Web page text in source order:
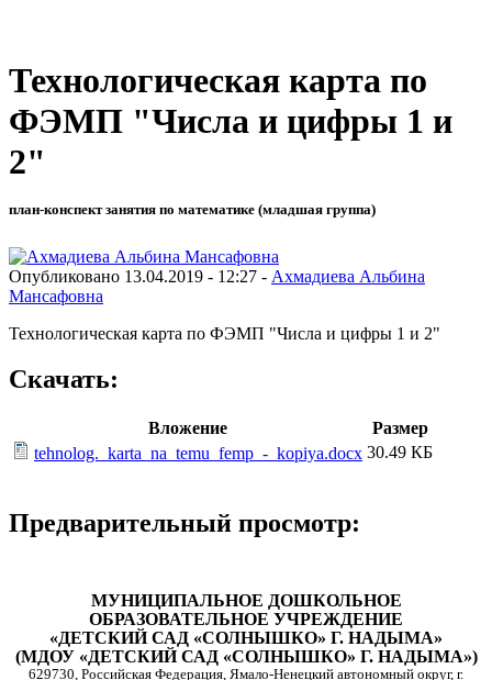
Технологическая карта по
ФЭМП "Числа и цифры 1 и
2"
план-конспект занятия по математике (младшая группа)
Опубликовано 13.04.2019 - 12:27 - Ахмадиева Альбина
Мансафовна
Технологическая карта по ФЭМП "Числа и цифры 1 и 2"
Скачать:
Вложение
Размер
tehnolog._karta_na_temu_femp_-_kopiya.docx 30.49 КБ
Предварительный просмотр:
МУНИЦИПАЛЬНОЕ ДОШКОЛЬНОЕ
ОБРАЗОВАТЕЛЬНОЕ УЧРЕЖДЕНИЕ
«ДЕТСКИЙ САД «СОЛНЫШКО» Г. НАДЫМА»
(МДОУ «ДЕТСКИЙ САД «СОЛНЫШКО» Г. НАДЫМА»)
629730, Российская Федерация, Ямало-Ненецкий автономный округ, г.